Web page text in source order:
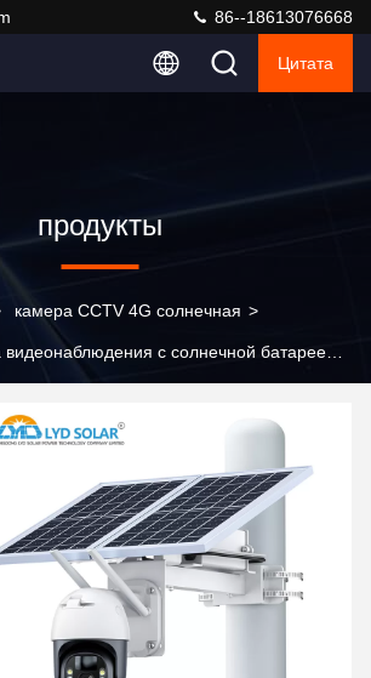
86--18613076668
Цитата
продукты
камера CCTV 4G солнечная >
с солнечной батареей и